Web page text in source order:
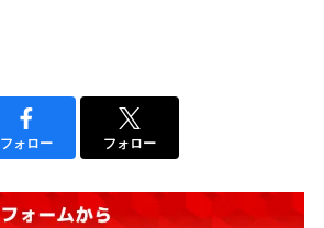
フォロー フォロー